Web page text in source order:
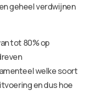
geheel verdwijnen
tot 80% op
welke soort
en dus hoe